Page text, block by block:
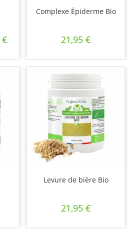
€
Complexe Épiderme Bio
21,95 €
Levure de bière Bio
21,95 €